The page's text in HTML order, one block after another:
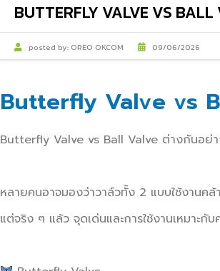
BUTTERFLY VALVE VS
posted by: OREO OKCOM 09/06/2026
Butterfly Valve vs
Butterfly Valve vs Ball Valve ต่างกันอย่า
หลายคนอาจมองว่าวาล์วทั้ง 2 แบบใช้งานค
แต่จริง ๆ แล้ว จุดเด่นและการใช้งานเหมาะกั